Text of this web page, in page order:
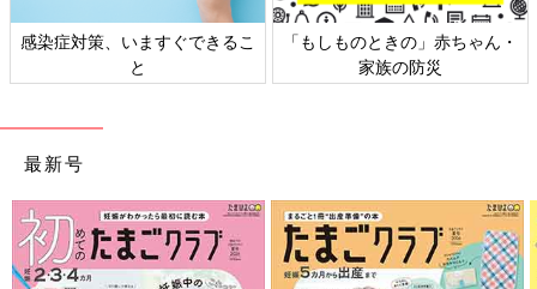
感染症対策、いますぐできるこ
と
「もしものときの」赤ちゃん・
家族の防災
最新号